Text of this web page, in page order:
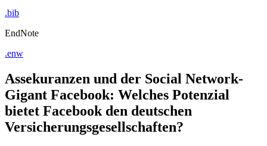
.bib
EndNote
.enw
Assekuranzen und der Social Network-
Gigant Facebook: Welches Potenzial
bietet Facebook den deutschen
Versicherungsgesellschaften?